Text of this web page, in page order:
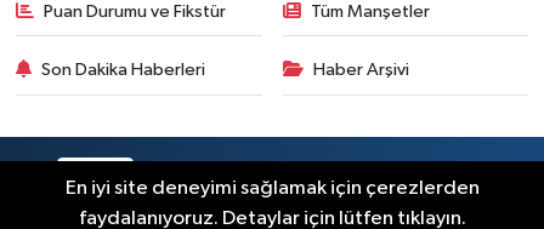
Puan Durumu ve Fikstür Tüm Manşetler
Son Dakika Haberleri Haber Arşivi
En iyi site deneyimi sağlamak için çerezlerden
faydalanıyoruz. Detaylar için lütfen tıklayın.